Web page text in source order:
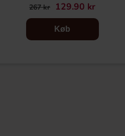
267 kr 129.90 kr
Køb